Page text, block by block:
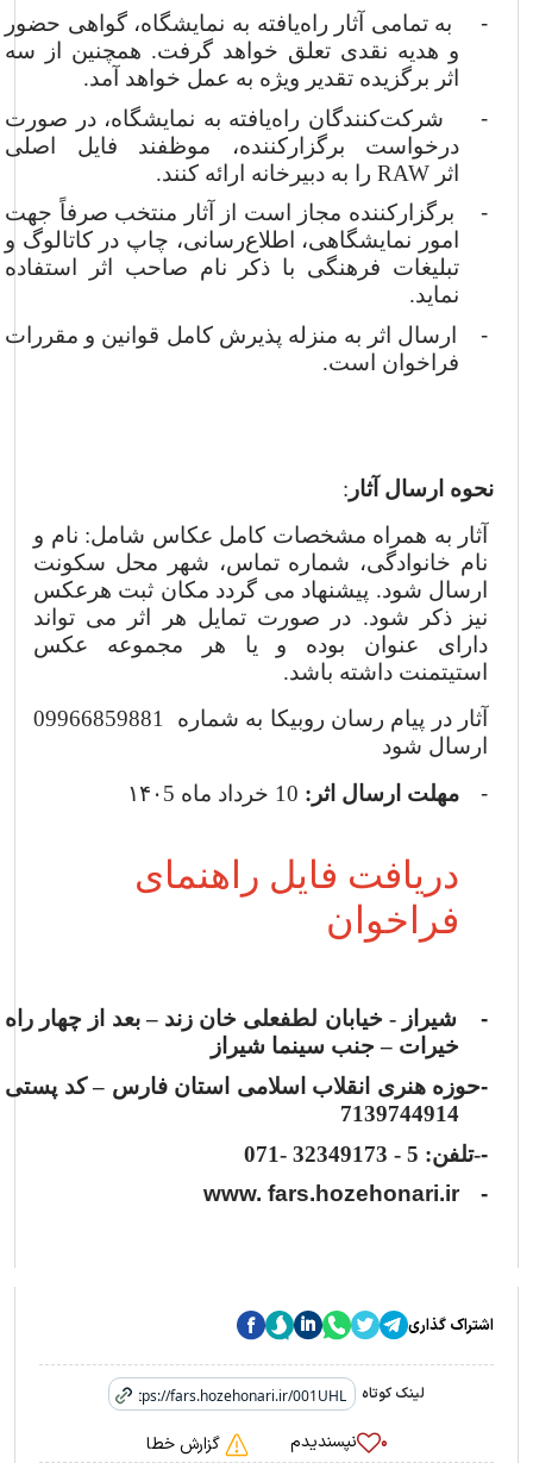
- به تمامی آثار راه‌یافته به نمایشگاه، گواهی حضور
و هدیه نقدی تعلق خواهد گرفت. همچنین از سه
اثر برگزیده تقدیر ویژه به عمل خواهد آمد.
-
شرکت‌کنندگان راه‌یافته به نمایشگاه، در صورت
درخواست برگزارکننده، موظفند فایل اصلی
اثر RAW را به دبیرخانه ارائه کنند.
-
برگزارکننده مجاز است از آثار منتخب صرفاً جهت
امور نمایشگاهی، اطلاع‌رسانی، چاپ در کاتالوگ و
تبلیغات فرهنگی با ذکر نام صاحب اثر استفاده
نماید.
-
ارسال اثر به منزله پذیرش کامل قوانین و مقررات
فراخوان است.
نحوه ارسال آثار :
آثار به همراه مشخصات کامل عکاس شامل: نام و
نام خانوادگی، شماره تماس، شهر محل سکونت
ارسال شود. پیشنهاد می گردد مکان ثبت هرعکس
نیز ذکر شود. در صورت تمایل هر اثر می تواند
دارای عنوان بوده و یا هر مجموعه عکس
استیتمنت داشته باشد.
آثار در
پیام رسان روبیکا به شماره 09966859881
ارسال شود
-
مهلت ارسال اثر: 10 خرداد ماه ۱۴۰5
دریافت فایل راهنمای
فراخوان
- شیراز - خیابان لطفعلی خان زند–بعد از چهار راه
خیرات –جنب سینما شیراز
-حوزه هنری انقلاب اسلامی استان فارس –کد پستی
7139744914
--تلفن: 5 - 32349173 -071
-
www. fars.hozehonari.ir
اشتراک گذاری
لینک کوتاه
۰ نپسندیدم گزارش خطا